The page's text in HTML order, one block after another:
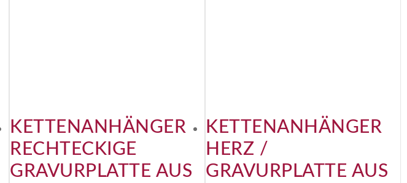
KETTENANHÄNGER
RECHTECKIGE
GRAVURPLATTE AUS
KETTENANHÄNGER
HERZ /
GRAVURPLATTE AUS